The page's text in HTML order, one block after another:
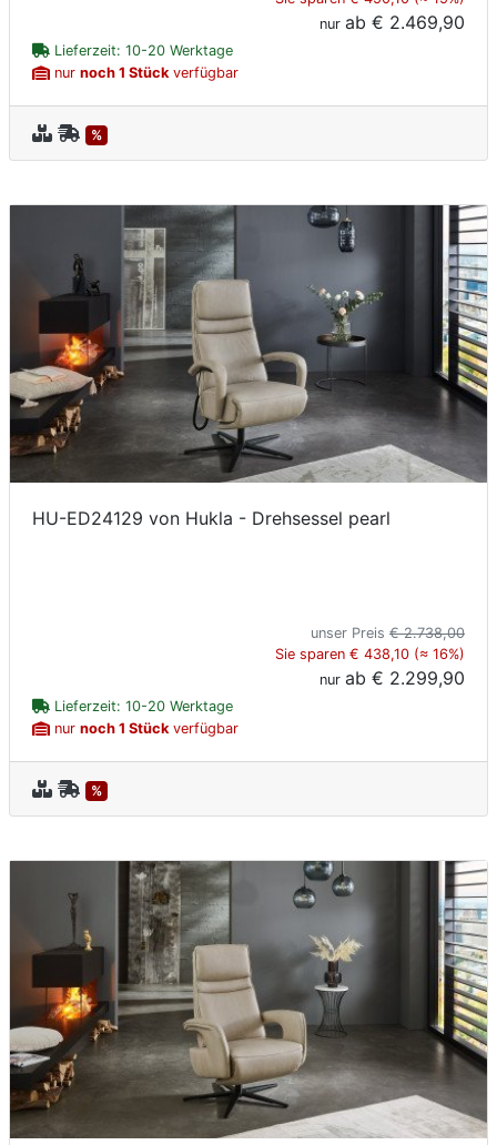
nur ab € 2.469,90
Lieferzeit: 10-20 Werktage
nur noch 1 Stückverfügbar
%
HU-ED24129 von Hukla - Drehsessel pearl
unser Preis € 2.738,00
Sie sparen € 438,10 (≈ 16%)
nur ab € 2.299,90
Lieferzeit: 10-20 Werktage
nur noch 1 Stückverfügbar
%